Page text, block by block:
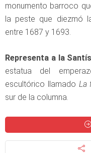
monumento barroco
la peste que diezmó
entre 1687 y 1693.
Representa a la
estatua del
escultórico llamado La
sur de la columna.